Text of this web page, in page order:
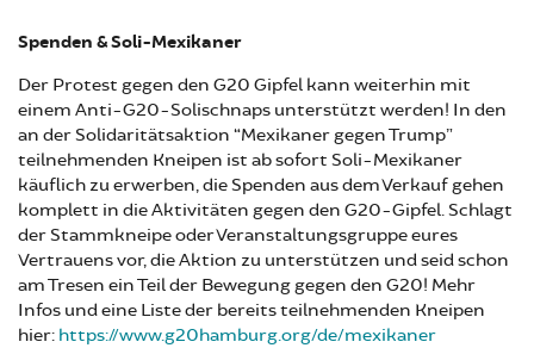
Spenden & Soli-Mexikaner
Der Protest gegen den G20 Gipfel kann weiterhin mit
einem Anti-G20-Solischnaps unterstützt werden! In den
an der Solidaritätsaktion “Mexikaner gegen Trump”
teilnehmenden Kneipen ist ab sofort Soli-Mexikaner
käuflich zu erwerben, die Spenden aus dem Verkauf gehen
komplett in die Aktivitäten gegen den G20-Gipfel. Schlagt
der Stammkneipe oder Veranstaltungsgruppe eures
Vertrauens vor, die Aktion zu unterstützen und seid schon
am Tresen ein Teil der Bewegung gegen den G20! Mehr
Infos und eine Liste der bereits teilnehmenden Kneipen
hier: https://www.g20hamburg.org/de/mexikaner